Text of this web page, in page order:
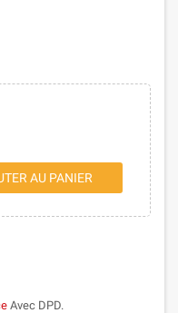
AU PANIER
Avec DPD.